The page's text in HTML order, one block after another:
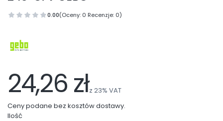
0.00(Oceny: 0 Recenzje: 0)
24,26 złz 23% VAT
Ceny podane bez kosztów dostawy.
Ilość